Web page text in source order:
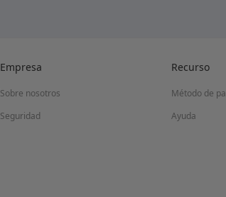
Empresa
Sobre nosotros
Seguridad
Recurso
Método de
Ayuda